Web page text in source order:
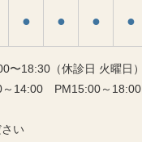
● ● ● ●
18:30（休診日 火曜日）
～14:00 PM15:00～18:00
い